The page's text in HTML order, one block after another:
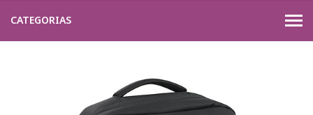
CATEGORIAS